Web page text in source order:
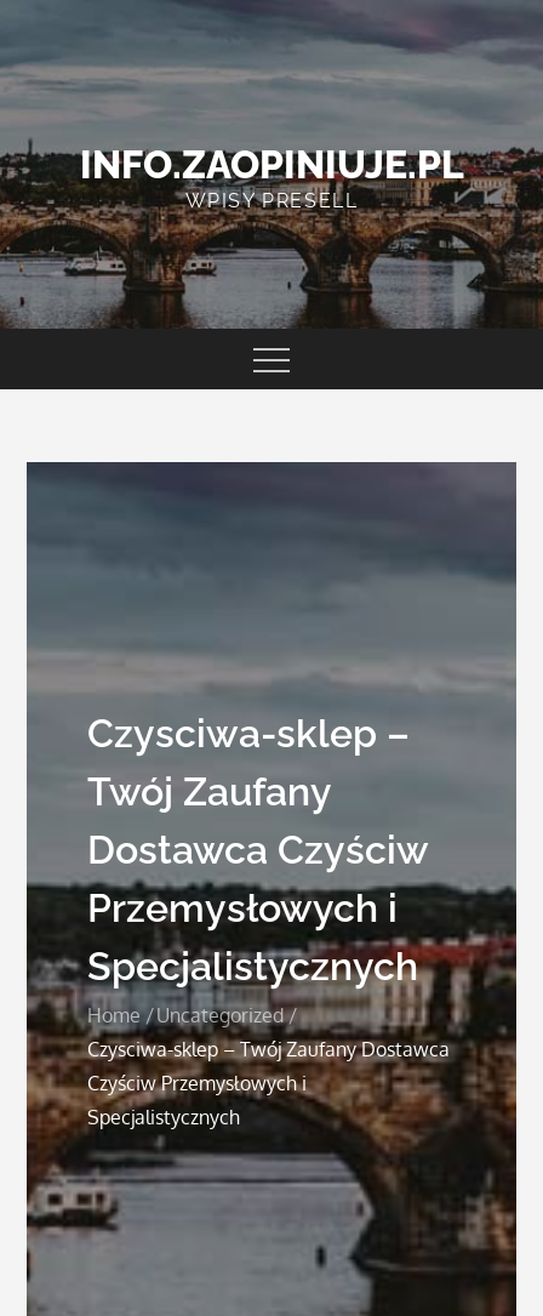
content
INFO.ZAOPINIUJE.PL
WPISY PRESELL
Czysciwa-sklep –
Twój Zaufany
Dostawca Czyściw
Przemysłowych i
Specjalistycznych
Home
Uncategorized
Czysciwa-sklep – Twój Zaufany Dostawca
Czyściw Przemysłowych i
Specjalistycznych